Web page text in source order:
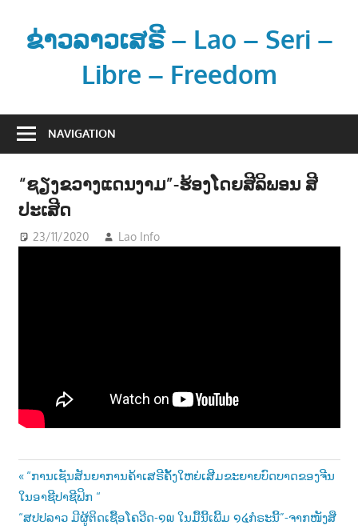
contentຂ່າວລາວເສຣີ – Lao – Seri –
Libre – Freedom
າ
ະ
ຂໍ້
ມູ
NAVIGATION
“ຊຽງຂວາງແດນງາມ”-ຮ້ອງໂດຍສີລິພອນ ສີ
ປະເສີດ
23/11/2020 Lao Info
Post
navigation
Previous
Post:
“ການເຊັນສັນຍາການຄ້າເສຣີຄັ້ງໃຫຍ່ເສີມຂະຍາຍບົດບາດຂອງຈີນ
ໃນອາຊີປາຊີຟິກ “
Next
“ສປປລາວ ມີຜູ້ຕິດເຊື້ອໂຄວີດ-໑໙ ໃນມື້ນີ້ເພີ້ມ ໑໔ກໍຣະນີ້”-ຈາກໜັງສື